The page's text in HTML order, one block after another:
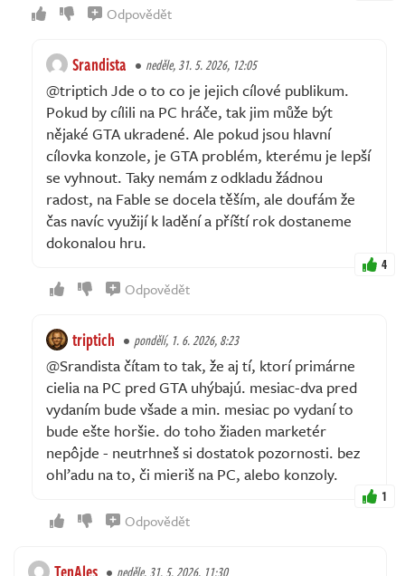
Odpovědět
Srandista neděle, 31. 5. 2026, 12:05
@triptich Jde o to co je jejich cílové publikum.
Pokud by cílili na PC hráče, tak jim může být
nějaké GTA ukradené. Ale pokud jsou hlavní
cílovka konzole, je GTA problém, kterému je lepší
se vyhnout. Taky nemám z odkladu žádnou
radost, na Fable se docela těším, ale doufám že
čas navíc využijí k ladění a příští rok dostaneme
dokonalou hru.
4
Odpovědět
triptich pondělí, 1. 6. 2026, 8:23
@Srandista čítam to tak, že aj tí, ktorí primárne
cielia na PC pred GTA uhýbajú. mesiac-dva pred
vydaním bude všade a min. mesiac po vydaní to
bude ešte horšie. do toho žiaden marketér
nepôjde - neutrhneš si dostatok pozornosti. bez
ohľadu na to, či mieriš na PC, alebo konzoly.
1
Odpovědět